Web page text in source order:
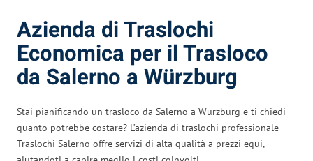
Azienda di Traslochi
Economica per il Trasloco
da Salerno a Würzburg
Stai pianificando un trasloco da Salerno a Würzburg e ti chiedi
quanto potrebbe costare? L’azienda di traslochi professionale
Traslochi Salerno offre servizi di alta qualità a prezzi equi,